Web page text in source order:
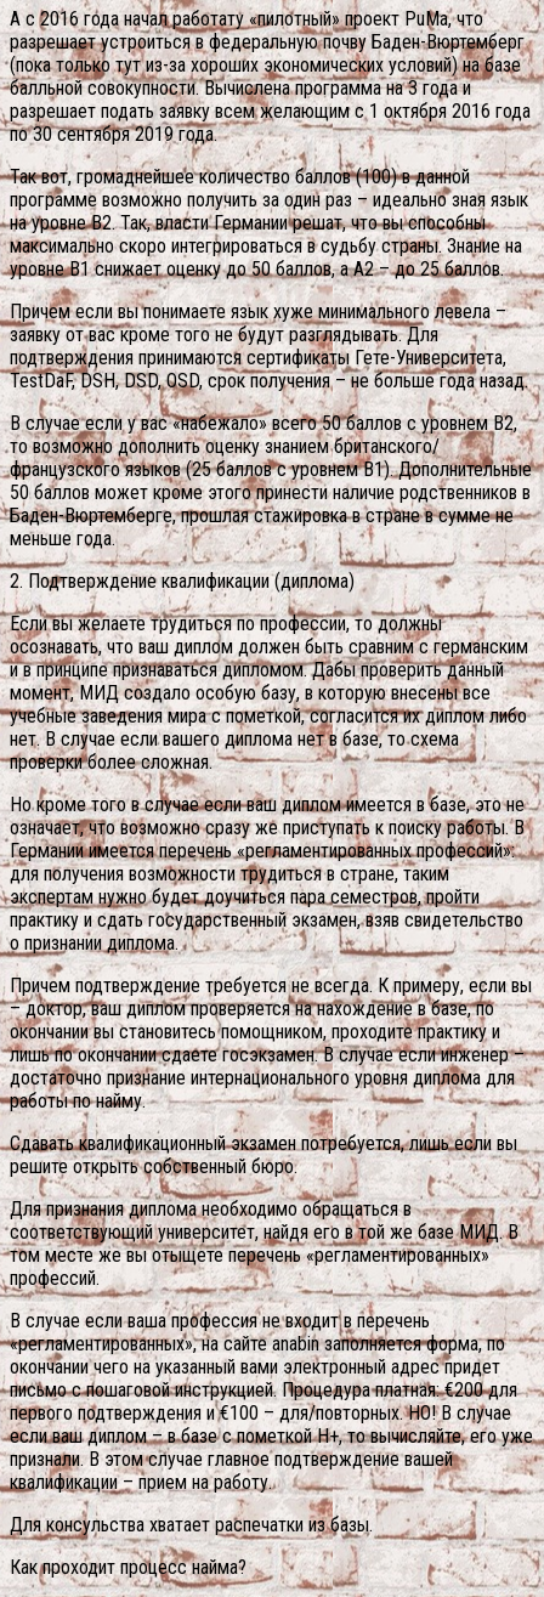
А с 2016 года начал работату «пилотный» проект PuMa, что
разрешает устроиться в федеральную почву Баден-Вюртемберг
(пока только тут из-за хороших экономических условий) на базе
балльной совокупности. Вычислена программа на 3 года и
разрешает подать заявку всем желающим с 1 октября 2016 года
по 30 сентября 2019 года.
Так вот, громаднейшее количество баллов (100) в данной
программе возможно получить за один раз – идеально зная язык
на уровне В2. Так, власти Германии решат, что вы способны
максимально скоро интегрироваться в судьбу страны. Знание на
уровне В1 снижает оценку до 50 баллов, а А2 – до 25 баллов.
Причем если вы понимаете язык хуже минимального левела –
заявку от вас кроме того не будут разглядывать. Для
подтверждения принимаются сертификаты Гете-Университета,
TestDaF, DSH, DSD, OSD, срок получения – не больше года назад.
В случае если у вас «набежало» всего 50 баллов с уровнем B2,
то возможно дополнить оценку знанием британского/
французского языков (25 баллов с уровнем В1). Дополнительные
50 баллов может кроме этого принести наличие родственников в
Баден-Вюртемберге, прошлая стажировка в стране в сумме не
меньше года.
2. Подтверждение квалификации (диплома)
Если вы желаете трудиться по профессии, то должны
осознавать, что ваш диплом должен быть сравним с германским
и в принципе признаваться дипломом. Дабы проверить данный
момент, МИД создало особую базу, в которую внесены все
учебные заведения мира с пометкой, согласится их диплом либо
нет. В случае если вашего диплома нет в базе, то схема
проверки более сложная.
Но кроме того в случае если ваш диплом имеется в базе, это не
означает, что возможно сразу же приступать к поиску работы. В
Германии имеется перечень «регламентированных профессий»:
для получения возможности трудиться в стране, таким
экспертам нужно будет доучиться пара семестров, пройти
практику и сдать государственный экзамен, взяв свидетельство
о признании диплома.
Причем подтверждение требуется не всегда. К примеру, если вы
– доктор, ваш диплом проверяется на нахождение в базе, по
окончании вы становитесь помощником, проходите практику и
лишь по окончании сдаете госэкзамен. В случае если инженер –
достаточно признание интернационального уровня диплома для
работы по найму.
Сдавать квалификационный экзамен потребуется, лишь если вы
решите открыть собственный бюро.
Для признания диплома необходимо обращаться в
соответствующий университет, найдя его в той же базе МИД. В
том месте же вы отыщете перечень «регламентированных»
профессий.
В случае если ваша профессия не входит в перечень
«регламентированных», на сайте anabin заполняется форма, по
окончании чего на указанный вами электронный адрес придет
письмо с пошаговой инструкцией. Процедура платная: €200 для
первого подтверждения и €100 – для/повторных. НО! В случае
если ваш диплом – в базе с пометкой Н+, то вычисляйте, его уже
признали. В этом случае главное подтверждение вашей
квалификации – прием на работу.
Для консульства хватает распечатки из базы.
Как проходит процесс найма?